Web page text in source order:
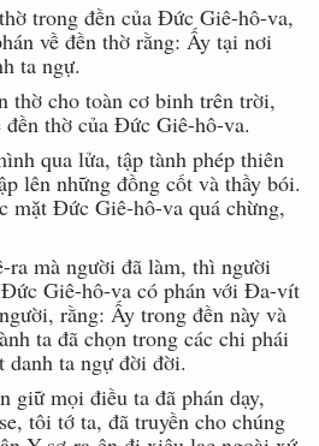
trong đền của Ðức Giê-hô-va,
về đền thờ rằng: Ấy tại nơi
ta ngự.
thờ cho toàn cơ binh trên trời,
thờ của Ðức Giê-hô-va.
qua lửa, tập tành phép thiên
lên những đồng cốt và thầy bói.
mặt Ðức Giê-hô-va quá chừng,
ra mà người đã làm, thì người
Giê-hô-va có phán với Ða-vít
rằng: Ấy trong đền này và
ta đã chọn trong các chi phái
danh ta ngự đời đời.
giữ mọi điều ta đã phán dạy,
tôi tớ ta, đã truyền cho chúng